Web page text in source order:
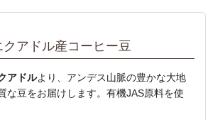
クアドル産コーヒー豆
アドルより、アンデス山脈の豊かな大地
な豆をお届けします。有機JAS原料を使